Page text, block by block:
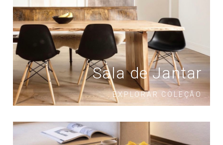
Sala de Jantar
EXPLORAR COLEÇÃO